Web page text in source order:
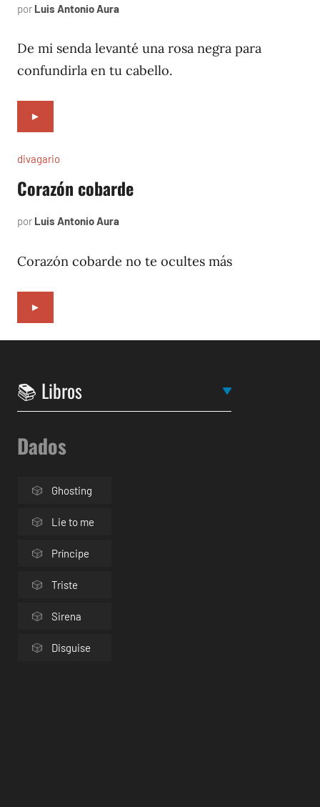
por Luis Antonio Aura
1994
De mi senda levanté una rosa negra para
confundirla en tu cabello.
►
divagario
Corazón cobarde
por Luis Antonio Aura
1994
Corazón cobarde no te ocultes más
►
Dados
Ghosting
Lie to me
Príncipe
Triste
Sirena
Disguise